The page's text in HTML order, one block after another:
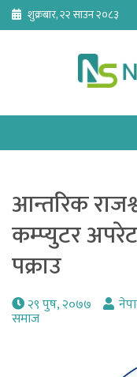
Skip
content
शुक्रबार, २२ साउन २०८३
आन्तरिक
कम्प्युटर
पक्राउ
२९ पुष, २०७७
समाज